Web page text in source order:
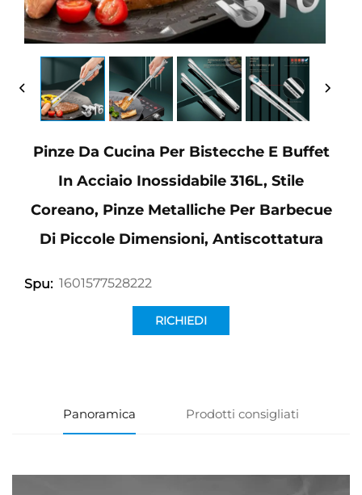
Pinze Da Cucina Per Bistecche E Buffet
In Acciaio Inossidabile 316L, Stile
Coreano, Pinze Metalliche Per Barbecue
Di Piccole Dimensioni, Antiscottatura
Spu: 1601577528222
RICHIEDI
Panoramica Prodotti consigliati